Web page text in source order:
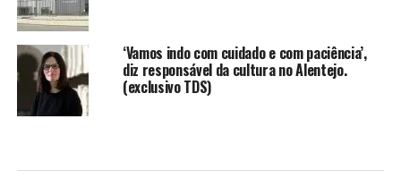
‘Vamos indo com cuidado e com paciência’,
diz responsável da cultura no Alentejo.
(exclusivo TDS)